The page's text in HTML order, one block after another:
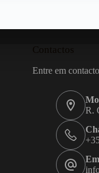
Contactos
Entre em
R.